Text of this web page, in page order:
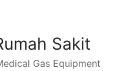
Sakit
Gas Equipment